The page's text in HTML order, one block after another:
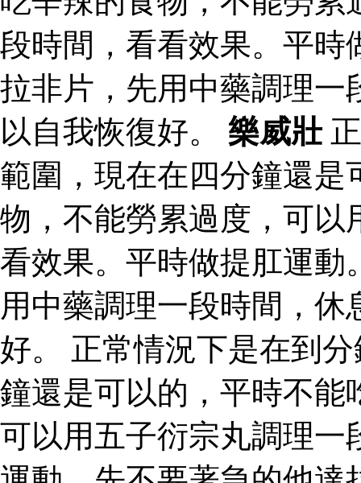
段時間，看看效果。平時
拉非片，先用中藥調理一
以自我恢復好。 樂威壯
範圍，現在在四分鐘還是
物，不能勞累過度，可以
看效果。平時做提肛運動
用中藥調理一段時間，
好。 正常情況下是在到
鐘還是可以的，平時不能
可以用五子衍宗丸調理一